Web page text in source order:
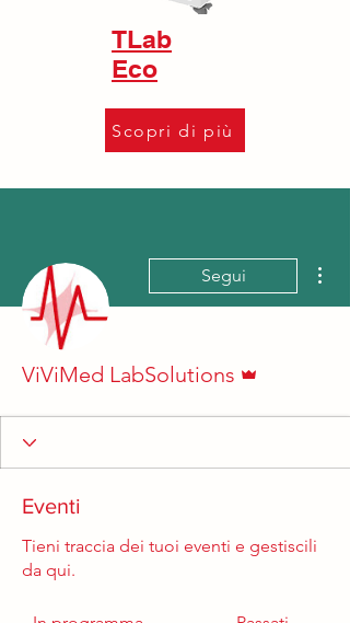
TLab
Eco
Scopri di più
Segui
ViViMed LabSolutions
Eventi
Tieni traccia dei tuoi eventi e gestiscili
da qui.